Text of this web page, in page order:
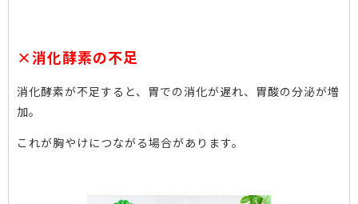
×消化酵素の不足
消化酵素が不足すると、胃での消化が遅れ、胃酸の分泌が増
加。
これが胸やけにつながる場合があります。